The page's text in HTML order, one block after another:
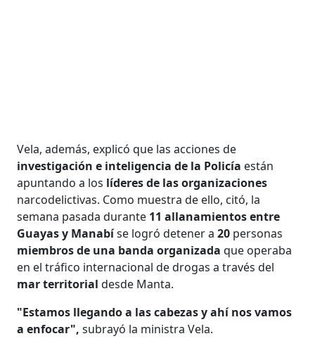
Vela, además, explicó que las acciones de
investigación e inteligencia de la Policía están
apuntando a los líderes de las organizaciones
narcodelictivas. Como muestra de ello, citó, la
semana pasada durante 11 allanamientos entre
Guayas y Manabíse logró detener a20 personas
miembros de una banda organizada que operaba
en el tráfico internacional de drogas a través del
mar territorial desde Manta.
"Estamos llegando a las cabezas y ahí nos vamos
a enfocar", subrayó la ministra Vela.